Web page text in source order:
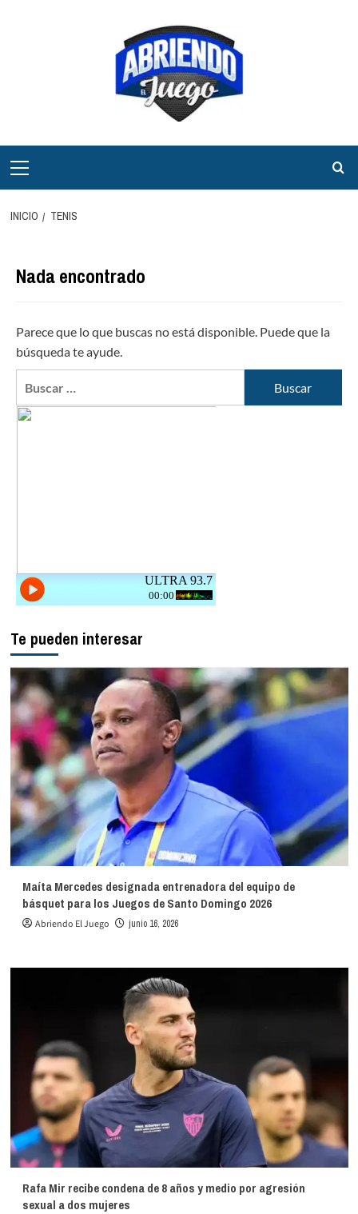
principal
INICIO TENIS
Nada encontrado
Parece que lo que buscas no está disponible. Puede que la
búsqueda te ayude.
Te pueden interesar
Maíta Mercedes designada entrenadora del equipo de
básquet para los Juegos de Santo Domingo 2026
Abriendo El Juego junio 16, 2026
Rafa Mir recibe condena de 8 años y medio por agresión
sexual a dos mujeres